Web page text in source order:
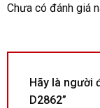
Chưa có đánh giá
Hãy là người
D2862”